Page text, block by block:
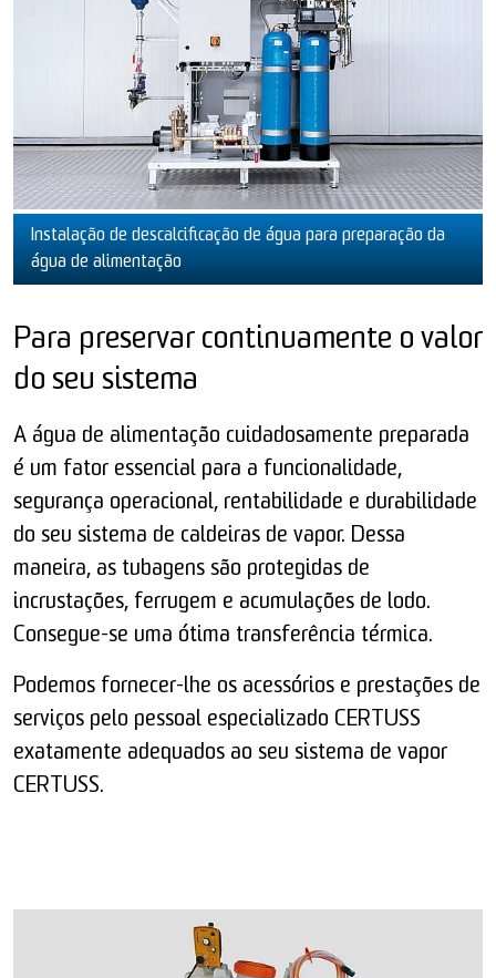
Instalação de descalcificação de água para preparação da
água de alimentação
Para preservar continuamente o valor
do seu sistema
A água de alimentação cuidadosamente preparada
é um fator essencial para a funcionalidade,
segurança operacional, rentabilidade e durabilidade
do seu sistema de caldeiras de vapor. Dessa
maneira, as tubagens são protegidas de
incrustações, ferrugem e acumulações de lodo.
Consegue-se uma ótima transferência térmica.
Podemos fornecer-lhe os acessórios e prestações de
serviços pelo pessoal especializado CERTUSS
exatamente adequados ao seu sistema de vapor
CERTUSS.